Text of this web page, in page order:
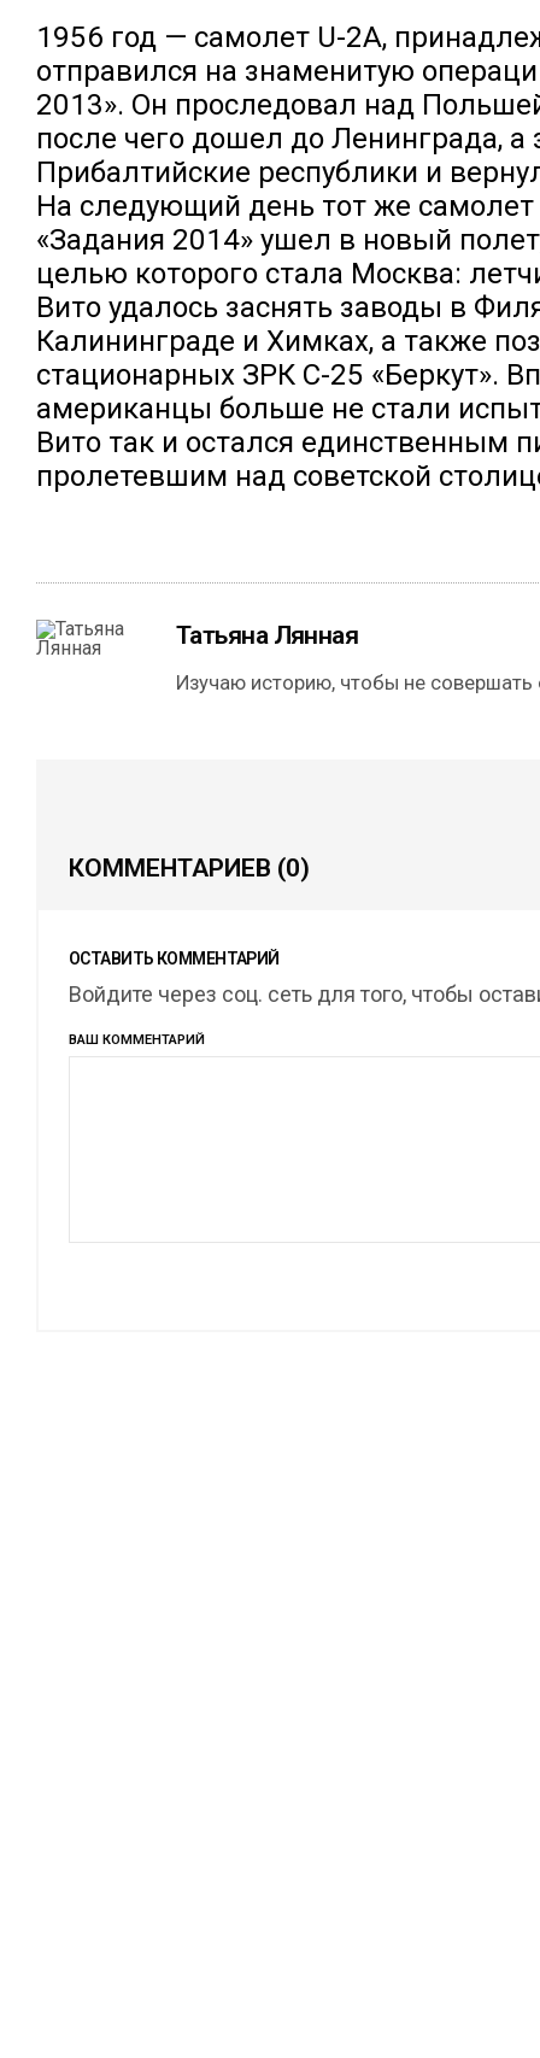
1956 год — самолет U-2A,
отправился на знаменитую
2013». Он проследовал над
после чего дошел до Ленинграда, а
Прибалтийские республики и
На следующий день тот же
«Задания 2014» ушел в новый
целью которого стала Москва:
Вито удалось заснять заводы в
Калининграде и Химках, а также
стационарных ЗРК С-25 «Беркут».
американцы больше не стали
Вито так и остался единственным
пролетевшим над советской
Татьяна Лянная
Изучаю историю, чтобы не
КОММЕНТАРИЕВ (0)
ОСТАВИТЬ КОММЕНТАРИЙ
Войдите через соц. сеть для того, чтобы
ВАШ КОММЕНТАРИЙ